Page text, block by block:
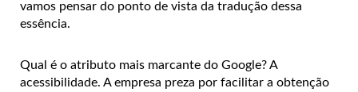
vamos pensar do ponto de vista da tradução dessa
essência.
Qual é o atributo mais marcante do Google? A
acessibilidade. A empresa preza por facilitar a obtenção